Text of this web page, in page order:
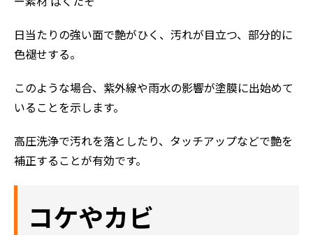
日当たりの強い面で艶がひく、汚れが目立つ、部分的に
色褪せする。
このような場合、紫外線や雨水の影響が塗膜に出始めて
いることを示します。
高圧洗浄で汚れを落としたり、タッチアップなどで艶を
補正することが有効です。
コケやカビ